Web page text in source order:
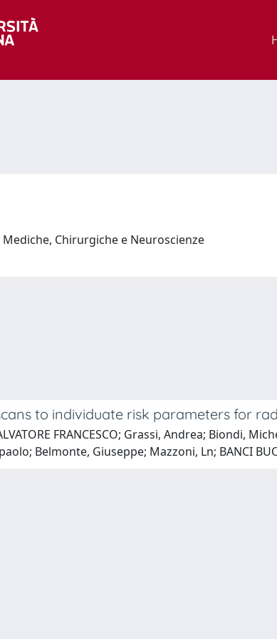
Chirurgiche e Neuroscienze
to individuate risk parameters for
FRANCESCO; Grassi, Andrea; Biondi,
Belmonte, Giuseppe; Mazzoni, Ln; BANCI